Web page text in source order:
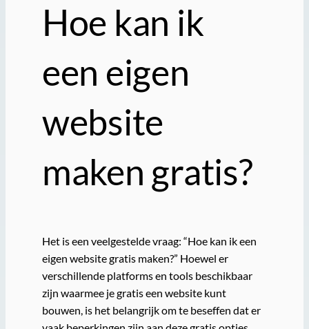
Hoe kan ik
een eigen
website
maken gratis?
Het is een veelgestelde vraag: “Hoe kan ik een
eigen website gratis maken?” Hoewel er
verschillende platforms en tools beschikbaar
zijn waarmee je gratis een website kunt
bouwen, is het belangrijk om te beseffen dat er